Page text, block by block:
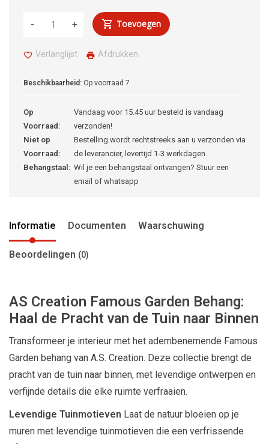
+
- Toevoegen
Verlanglijst Afdrukken
Beschikbaarheid: Op voorraad 7
Op
Voorraad:
Vandaag voor 15.45 uur besteld is vandaag
verzonden!
Niet op
Voorraad:
Bestelling wordt rechtstreeks aan u verzonden via
de leverancier, levertijd 1-3 werkdagen.
Behangstaal: Wil je een behangstaal ontvangen? Stuur een
email of whatsapp
Informatie Documenten Waarschuwing
Beoordelingen (0)
AS Creation Famous Garden Behang:
Haal de Pracht van de Tuin naar Binnen
Transformeer je interieur met het adembenemende Famous
Garden behang van A.S. Creation. Deze collectie brengt de
pracht van de tuin naar binnen, met levendige ontwerpen en
verfijnde details die elke ruimte verfraaien.
Levendige Tuinmotieven Laat de natuur bloeien op je
muren met levendige tuinmotieven die een verfrissende